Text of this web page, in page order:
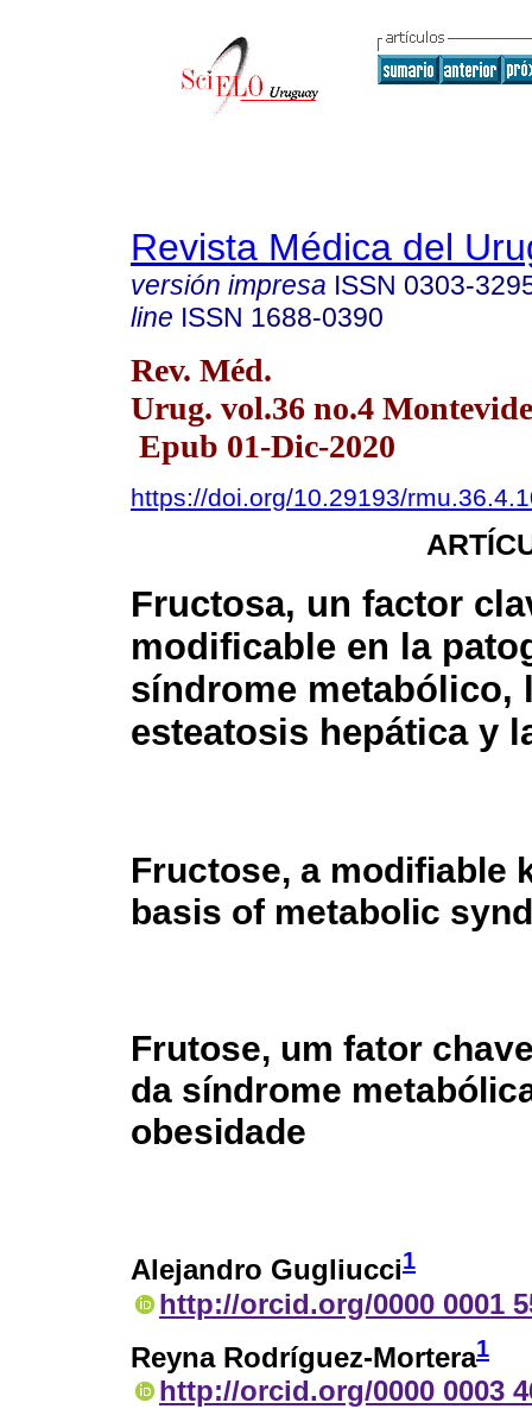
Revista Médica del
versión impresa ISSN 0303-
line ISSN 1688-0390
Rev. Méd.
Urug. vol.36 no.4
Epub 01-Dic-2020
https://doi.org/10.29193/
Fructosa, un factor
modificable en la
síndrome metabólico,
esteatosis hepática y
Fructose, a modifiable
basis of metabolic
Frutose, um fator
da síndrome
obesidade
Alejandro Gugliucci1
http://orcid.org/0000 0001
Reyna Rodríguez-Mortera1
http://orcid.org/0000 0003